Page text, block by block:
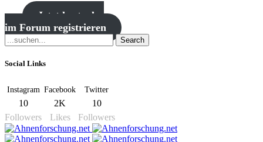
Jetzt kostenlos
im Forum registrieren
Search
Social Links
Instagram
10
Followers
Facebook
2K
Likes
Twitter
10
Followers